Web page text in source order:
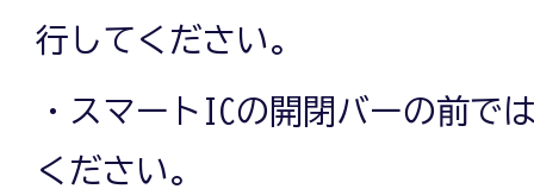
行してください。
・スマートICの開閉バーの前で
ください。